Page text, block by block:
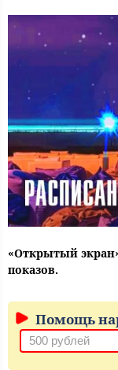
«Открытый
показов.
Помощь